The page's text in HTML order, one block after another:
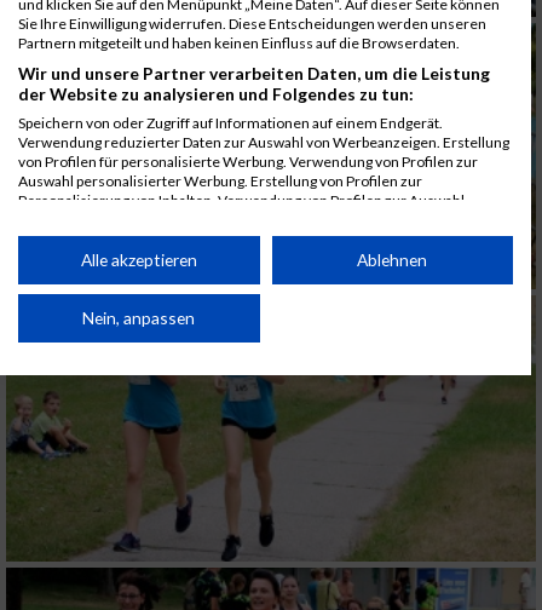
und klicken Sie auf den Menüpunkt „Meine Daten“. Auf dieser Seite können
Sie Ihre Einwilligung widerrufen. Diese Entscheidungen werden unseren
Partnern mitgeteilt und haben keinen Einfluss auf die Browserdaten.
Wir und unsere Partner verarbeiten Daten, um die Leistung
der Website zu analysieren und Folgendes zu tun:
Speichern von oder Zugriff auf Informationen auf einem Endgerät.
Verwendung reduzierter Daten zur Auswahl von Werbeanzeigen. Erstellung
von Profilen für personalisierte Werbung. Verwendung von Profilen zur
Auswahl personalisierter Werbung. Erstellung von Profilen zur
Personalisierung von Inhalten. Verwendung von Profilen zur Auswahl
Performance von Inhalten. Analyse von Zielgruppen durch Statistiken oder
Kombinationen von Daten aus verschiedenen Quellen. Entwicklung und
von Inhalten.
Daten können außerhalb der Europäischen Union weitergegeben und in die
Website/App.
Partnerliste anzeigen (1 IAB-Anbieter)
Wir nutzen Ihre Daten für folgende Zwecke:
IAB-Verarbeitungszwecke:
Speichern von oder Zugriff auf Informationen
auf einem Endgerät
Alle akzeptieren Ablehnen
Nein, anpassen